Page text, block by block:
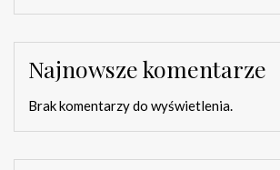
Najnowsze komentarze
Brak komentarzy do wyświetlenia.